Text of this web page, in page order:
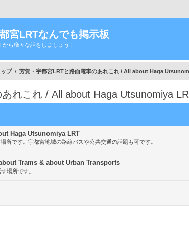
宮LRTなんでも掲示板
ら様々な話をしましょう！
プ 芳賀・宇都宮LRTと路面電車のあれこれ / All about Haga
れこれ / All about Haga Utsunomiya
Haga Utsunomiya LRT
所です。宇都宮地域の路線バスや公共交通の話題も可です。
Trams & about Urban Transports
場所です。